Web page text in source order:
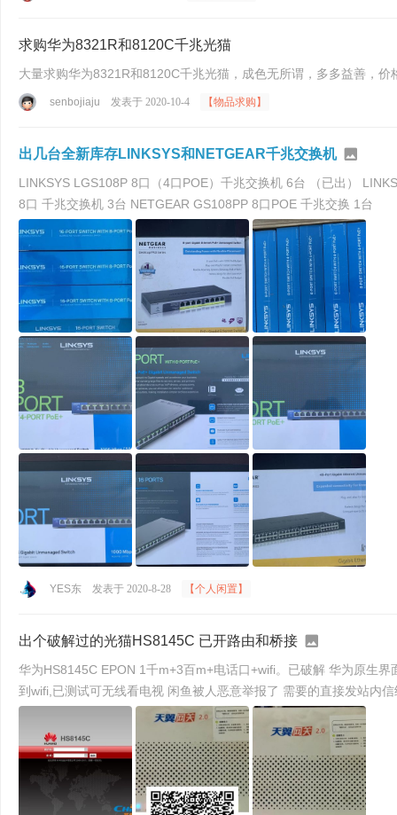
求购华为8321R和8120C千兆光猫
大量求购华为8321R和8120C千兆光猫，成色无所谓，多多益善，价
senbojiaju 发表于 2020-10-4 【物品求购】
出几台全新库存LINKSYS和NETGEAR千兆交换机
LINKSYS LGS108P 8口（4口POE）千兆交换机 6台 （已出） LINKSYS LGS116P 16口（8口POE）千兆交换机 4台 LINKSYS LGS116 16口千兆交换机 2台 （已出） NETGEAR GS348 4
8口 千兆交换机 3台 NETGEAR GS108PP 8口POE 千兆交换 1台
YES东 发表于 2020-8-28 【个人闲置】
出个破解过的光猫HS8145C 已开路由和桥接
华为HS8145C EPON 1千m+3百m+电话口+wifi。已破解 华为原生界面。理论上运营商不绑定sn或者mac的话，任何运营商都能用。无后台控制，路由，桥接模式可同时开通。itv支持绑定